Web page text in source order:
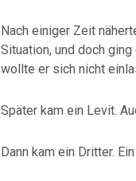
Nach einiger Zeit
Situation, und doch
wollte er sich nicht
Später kam ein Levit.
Dann kam ein Dritter.